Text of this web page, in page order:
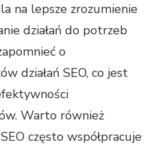
na lepsze zrozumienie
działań do potrzeb
o
działań SEO, co jest
Warto również
często współpracuje